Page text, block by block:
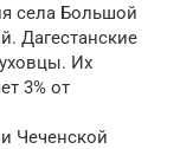
села Большой
Дагестанские
Их
3% от
Чеченской